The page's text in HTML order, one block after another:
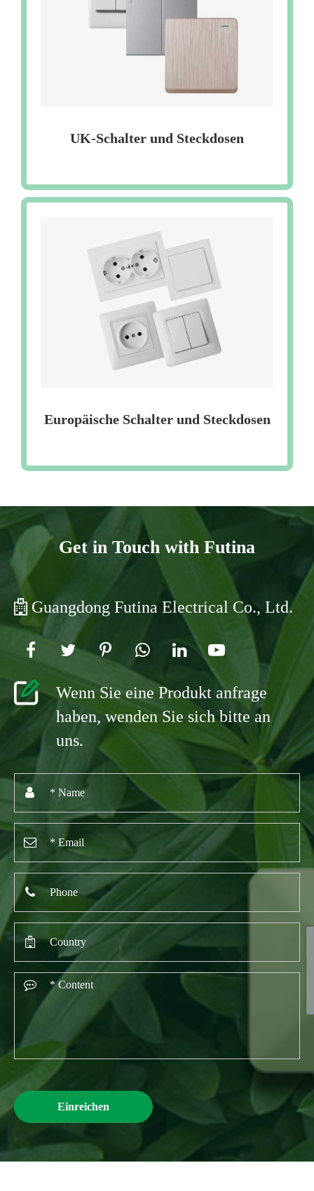
UK-Schalter und Steckdosen
Europäische Schalter und Steckdosen
Get in Touch with Futina
Guangdong Futina Electrical Co., Ltd.
Wenn Sie eine Produkt anfrage
haben, wenden Sie sich bitte an
uns.
Einreichen